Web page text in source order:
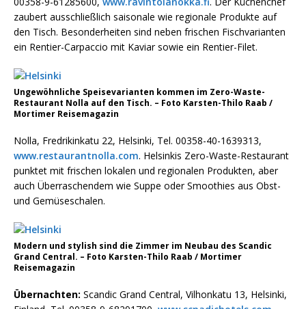
zaubert ausschließlich saisonale wie regionale Produkte auf
den Tisch. Besonderheiten sind neben frischen Fischvarianten
ein Rentier-Carpaccio mit Kaviar sowie ein Rentier-Filet.
Ungewöhnliche Speisevarianten kommen im Zero-Waste-
Restaurant Nolla auf den Tisch. – Foto Karsten-Thilo Raab /
Mortimer Reisemagazin
Nolla, Fredrikinkatu 22, Helsinki, Tel. 00358-40-1639313,
www.restaurantnolla.com. Helsinkis Zero-Waste-Restaurant
punktet mit frischen lokalen und regionalen Produkten, aber
auch Überraschendem wie Suppe oder Smoothies aus Obst-
und Gemüseschalen.
Modern und stylish sind die Zimmer im Neubau des Scandic
Grand Central. – Foto Karsten-Thilo Raab / Mortimer
Reisemagazin
Übernachten: Scandic Grand Central, Vilhonkatu 13, Helsinki,